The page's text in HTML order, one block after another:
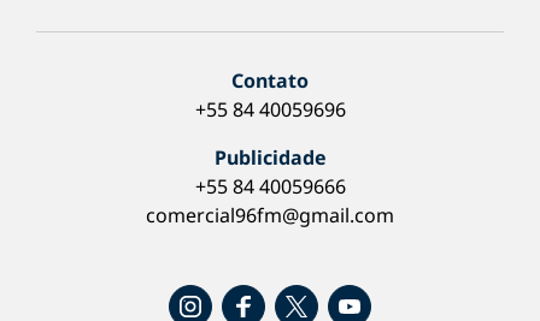
Contato
+55 84 40059696
Publicidade
+55 84 40059666
comercial96fm@gmail.com